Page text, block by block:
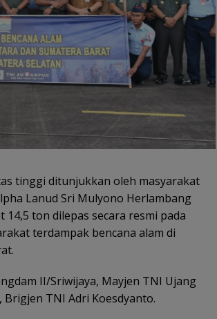
tinggi ditunjukkan oleh masyarakat
Lanud Sri Mulyono Herlambang
ton dilepas secara resmi pada
terdampak bencana alam di
II/Sriwijaya, Mayjen TNI Ujang
TNI Adri Koesdyanto.